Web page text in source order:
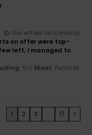
Geverifieerde aankoop
on offer were top-
left, I managed to
: 5/5 Maat: Perfecte
1 2 3 ... 17 >